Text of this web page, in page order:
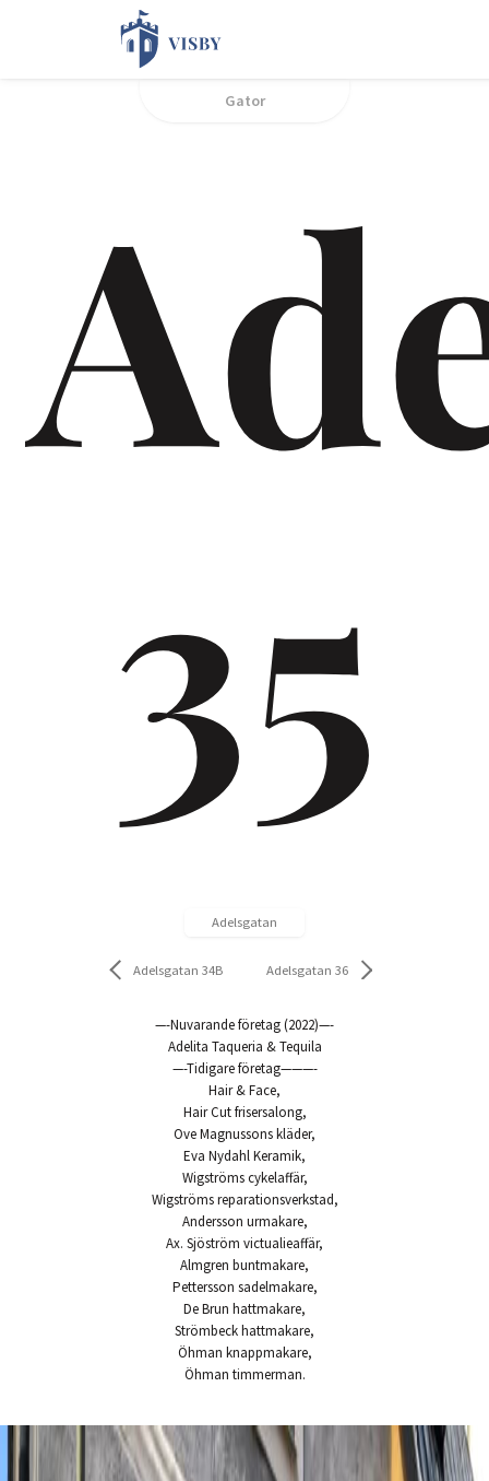
Gator
35
Adelsgatan 34B
Adelsgatan
Adelsgatan 36
—-Nuvarande företag (2022)—-
Adelita Taqueria & Tequila
—-Tidigare företag———-
Hair & Face,
Hair Cut frisersalong,
Ove Magnussons kläder,
Eva Nydahl Keramik,
Wigströms cykelaffär,
Wigströms reparationsverkstad,
Andersson urmakare,
Ax. Sjöström victualieaffär,
Almgren buntmakare,
Pettersson sadelmakare,
De Brun hattmakare,
Strömbeck hattmakare,
Öhman knappmakare,
Öhman timmerman.